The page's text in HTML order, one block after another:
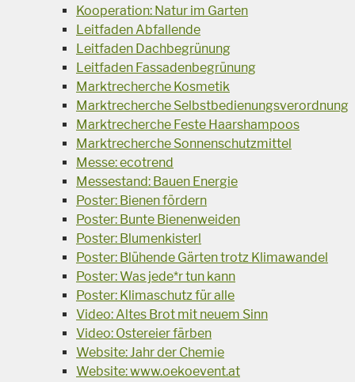
Kooperation: Natur im Garten
Leitfaden Abfallende
Leitfaden Dachbegrünung
Leitfaden Fassadenbegrünung
Marktrecherche Kosmetik
Marktrecherche Selbstbedienungsverordnung
Marktrecherche Feste Haarshampoos
Marktrecherche Sonnenschutzmittel
Messe: ecotrend
Messestand: Bauen Energie
Poster: Bienen fördern
Poster: Bunte Bienenweiden
Poster: Blumenkisterl
Poster: Blühende Gärten trotz Klimawandel
Poster: Was jede*r tun kann
Poster: Klimaschutz für alle
Video: Altes Brot mit neuem Sinn
Video: Ostereier färben
Website: Jahr der Chemie
Website: www.oekoevent.at